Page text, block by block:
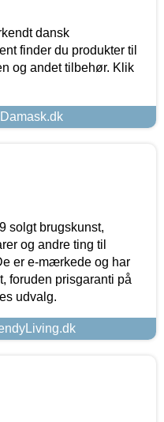
dansk
finder du produkter til
og andet tilbehør. Klik
solgt brugskunst,
og andre ting til
er e-mærkede og har
foruden prisgaranti på
udvalg.